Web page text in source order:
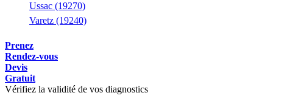
Ussac (19270)
Varetz (19240)
Prenez
Rendez-vous
Devis
Gratuit
Vérifiez la validité de vos diagnostics